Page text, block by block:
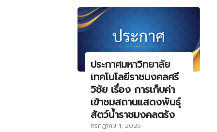
ประกาศมหาวิทยาลัย
เทคโนโลยีราชมงคลศรี
วิชัย เรื่อง การเก็บค่า
เข้าชมสถานแสดงพันธุ์
สัตว์น้ำราชมงคลตรัง
กรกฎาคม 1, 2026